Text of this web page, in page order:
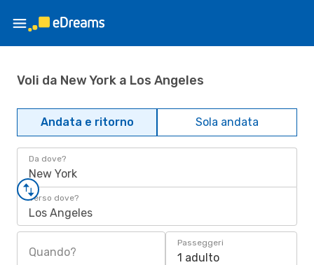
Voli da New York a Los Angeles
Andata e ritorno Sola andata
Da dove?
New York
Verso dove?
Los Angeles
Quando?
Passeggeri
1 adulto